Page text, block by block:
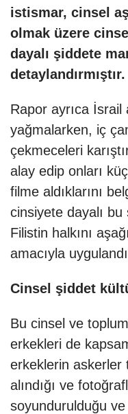
istismar, cinsel
olmak üzere
dayalı şiddete
detaylandırmıştır.
Rapor ayrıca
yağmalarken, iç
çekmeceleri
alay edip onları
filme aldıklarını
cinsiyete dayalı
Filistin halkını
amacıyla
Cinsel şiddet
Bu cinsel ve
erkekleri de
erkeklerin askerler
alındığı ve
soyundurulduğu ve